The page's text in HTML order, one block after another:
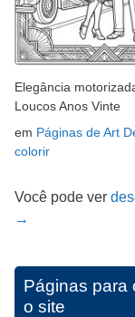
Elegância
Loucos Anos Vinte
em Páginas de Art
colorir
Você pode ver
→
Páginas para
o site